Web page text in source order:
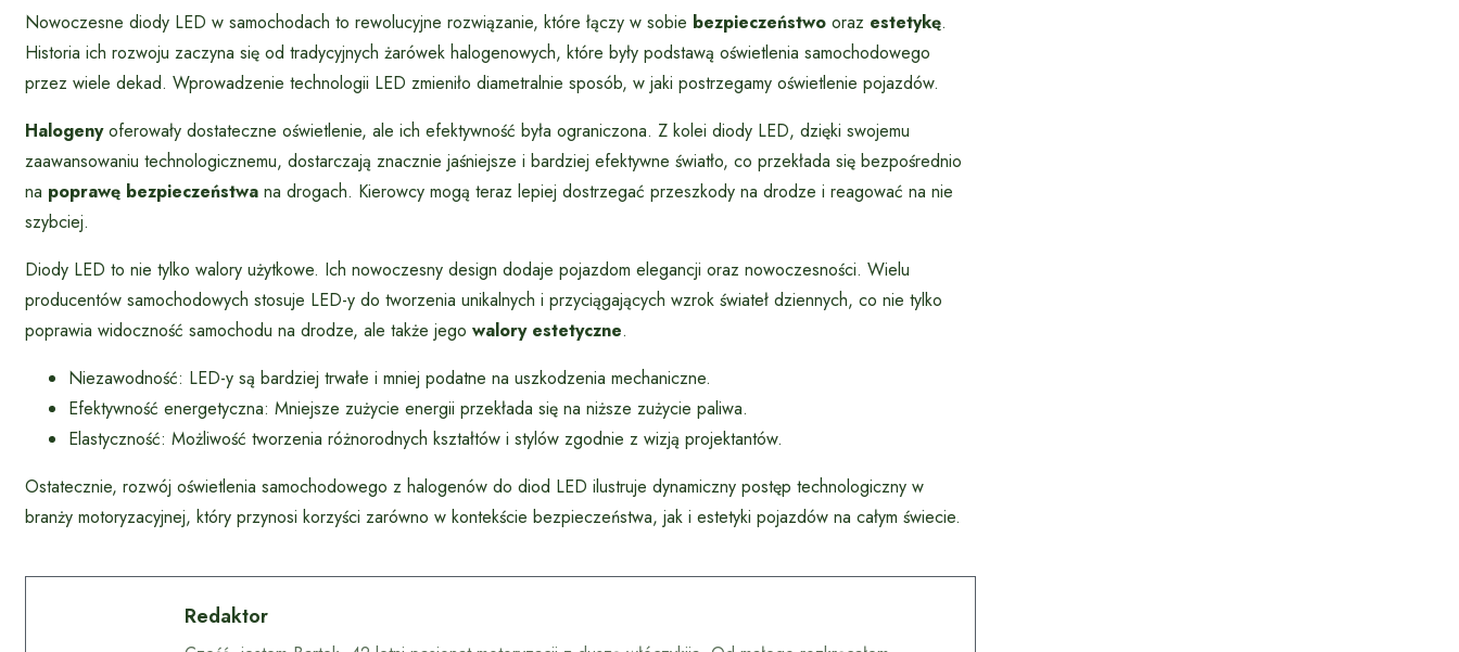
Nowoczesne diody LED w samochodach to rewolucyjne rozwiązanie, które łączy w sobie bezpieczeństwo oraz estetykę.
Historia ich rozwoju zaczyna się od tradycyjnych żarówek halogenowych, które były podstawą oświetlenia samochodowego
przez wiele dekad. Wprowadzenie technologii LED zmieniło diametralnie sposób, w jaki postrzegamy oświetlenie pojazdów.
Halogenyoferowały dostateczne oświetlenie, ale ich efektywność była ograniczona. Z kolei diody LED, dzięki swojemu
zaawansowaniu technologicznemu, dostarczają znacznie jaśniejsze i bardziej efektywne światło, co przekłada się bezpośrednio
na poprawę bezpieczeństwa na drogach. Kierowcy mogą teraz lepiej dostrzegać przeszkody na drodze i reagować na nie
szybciej.
Diody LED to nie tylko walory użytkowe. Ich nowoczesny design dodaje pojazdom elegancji oraz nowoczesności. Wielu
producentów samochodowych stosuje LED-y do tworzenia unikalnych i przyciągających wzrok świateł dziennych, co nie tylko
poprawia widoczność samochodu na drodze, ale także jego walory estetyczne.
Niezawodność: LED-y są bardziej trwałe i mniej podatne na uszkodzenia mechaniczne.
Efektywność energetyczna: Mniejsze zużycie energii przekłada się na niższe zużycie paliwa.
Elastyczność: Możliwość tworzenia różnorodnych kształtów i stylów zgodnie z wizją projektantów.
Ostatecznie, rozwój oświetlenia samochodowego z halogenów do diod LED ilustruje dynamiczny postęp technologiczny w
branży motoryzacyjnej, który przynosi korzyści zarówno w kontekście bezpieczeństwa, jak i estetyki pojazdów na całym świecie.
Redaktor